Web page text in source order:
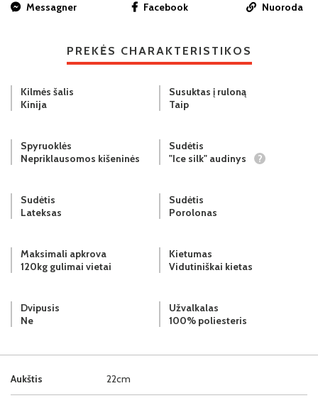
Messagner
Facebook Nuoroda
PREKĖS CHARAKTERISTIKOS
Aukštis 22cm
Kilmės šalis
Kinija
Susuktas į ruloną
Taip
Spyruoklės
Nepriklausomos kišeninės
Sudėtis
"Ice silk" audinys
?
Sudėtis
Lateksas
Sudėtis
Porolonas
Maksimali apkrova
120kg gulimai vietai
Kietumas
Vidutiniškai kietas
Dvipusis
Ne
Užvalkalas
100% poliesteris